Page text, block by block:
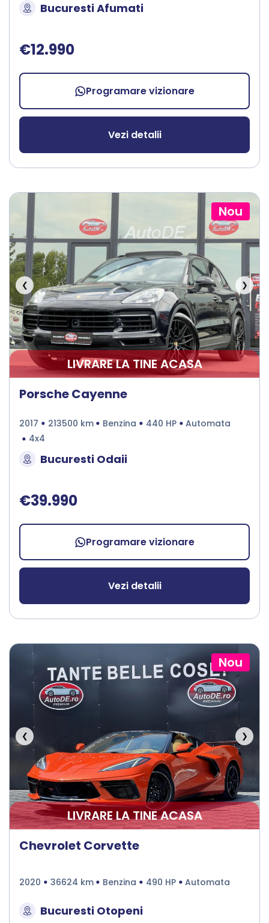
Bucuresti Afumati
€12.990
Programare vizionare
Vezi detalii
Nou
❮ ❯
LIVRARE LA TINE ACASA
Porsche Cayenne
2017 213500 km Benzina 440 HP
Automata
4x4
Bucuresti Odaii
€39.990
Programare vizionare
Vezi detalii
Nou
❮ ❯
LIVRARE LA TINE ACASA
Chevrolet Corvette
2020 36624 km Benzina 490 HP Automata
Bucuresti Otopeni